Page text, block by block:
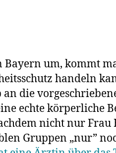
um, kommt
handeln
die
echte körperliche
nicht nur Frau
Gruppen „nur”